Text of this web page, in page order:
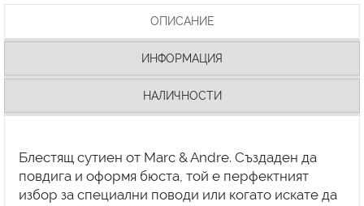
ОПИСАНИЕ
ИНФОРМАЦИЯ
НАЛИЧНОСТИ
Блестящ сутиен от Marc & Andre. Създаден да
повдига и оформя бюста, той е перфектният
избор за специални поводи или когато искате да